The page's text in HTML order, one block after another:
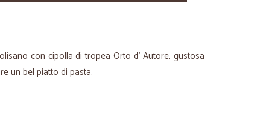
con cipolla di tropea Orto d' Autore, gustosa
un bel piatto di pasta.